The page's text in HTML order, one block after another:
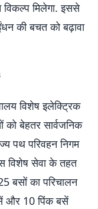
विकल्प मिलेगा. इससे
की बचत को बढ़ावा
विशेष इलेक्ट्रिक
को बेहतर सार्वजनिक
पथ परिवहन निगम
विशेष सेवा के तहत
बसों का परिचालन
और 10 पिंक बसें